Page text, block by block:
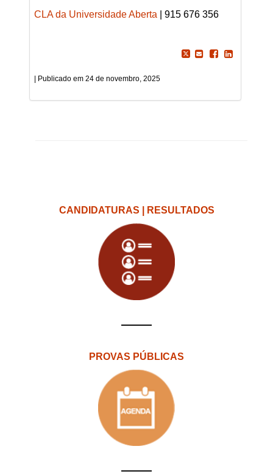
CLA da Universidade Aberta | 915 676 356
24 de novembro, 2025
CANDIDATURAS | RESULTADOS
PROVAS PÚBLICAS